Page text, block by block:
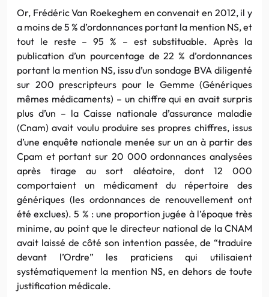
Or, Frédéric Van Roekeghem en convenait en 2012, il y
a moins de 5 % d’ordonnances portant la mention NS, et
tout le reste – 95 % – est substituable. Après la
publication d’un pourcentage de 22 % d’ordonnances
portant la mention NS, issu d’un sondage BVA diligenté
sur 200 prescripteurs pour le Gemme (Génériques
mêmes médicaments) – un chiffre qui en avait surpris
plus d’un – la Caisse nationale d’assurance maladie
(Cnam) avait voulu produire ses propres chiffres, issus
d’une enquête nationale menée sur un an à partir des
Cpam et portant sur 20 000 ordonnances analysées
après tirage au sort aléatoire, dont 12 000
comportaient un médicament du répertoire des
génériques (les ordonnances de renouvellement ont
été exclues). 5 % : une proportion jugée à l’époque très
minime, au point que le directeur national de la CNAM
avait laissé de côté son intention passée, de “traduire
devant l’Ordre” les praticiens qui utilisaient
systématiquement la mention NS, en dehors de toute
justification médicale.